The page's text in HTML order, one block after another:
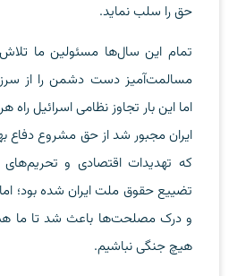
حق را سلب نماید.
تمام این سال‌ها مسئولین ما تلاش
مسالمت‌آمیز دست دشمن را از
اما این بار تجاوز نظامی اسرائیل راه
ایران مجبور شد از حق مشروع دفاع
که تهدیدات اقتصادی و تحریم‌های
تضییع حقوق ملت ایران شده بود؛
و درک مصلحت‌ها باعث شد تا ما
هیچ جنگی نباشیم.